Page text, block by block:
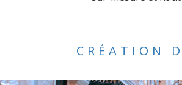
CRÉATION